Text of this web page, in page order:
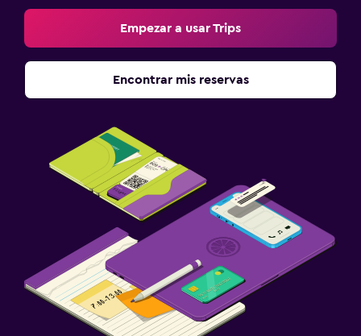
Empezar a usar Trips
Encontrar mis reservas